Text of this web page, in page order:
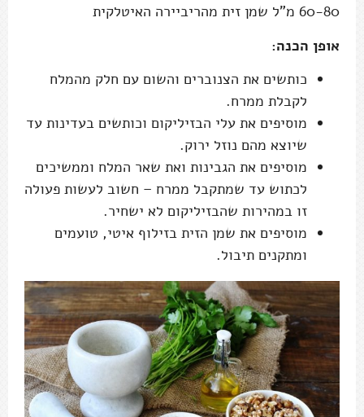
60-80 מ"ל שמן זית מהריביירה האיטלקית
אופן הכנה:
כותשים את הצנוברים והשום עם חלק מהמלח
לקבלת ממרח.
מוסיפים את עלי הבזיליקום וכותשים בעדינות עד
שיוצא מהם נוזל ירוק.
מוסיפים את הגבינות ואת שאר המלח וממשיכים
לכתוש עד שמתקבל ממרח – חשוב לעשות פעולה
זו במהירות שהבזיליקום לא ישחיר.
מוסיפים את שמן הזית בזילוף איטי, טועמים
ומתקנים תיבול.